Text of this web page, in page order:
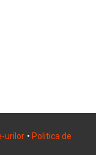
urilor • Politica de